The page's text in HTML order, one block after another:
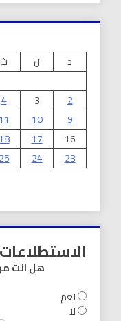
د
ن ث
2
3
4
9
10
16
17
23
24
الاستطلاعات
هل انت
نعم
لا